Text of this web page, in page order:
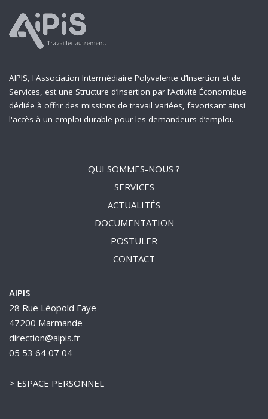
AIPIS, l'Association Intermédiaire Polyvalente d’Insertion et de
Services, est une Structure d’Insertion par l’Activité Économique
dédiée à offrir des missions de travail variées, favorisant ainsi
l'accès à un emploi durable pour les demandeurs d’emploi.
QUI SOMMES-NOUS ?
SERVICES
ACTUALITÉS
DOCUMENTATION
POSTULER
CONTACT
AIPIS
28 Rue Léopold Faye
47200 Marmande
direction@aipis.fr
05 53 64 07 04
> ESPACE PERSONNEL